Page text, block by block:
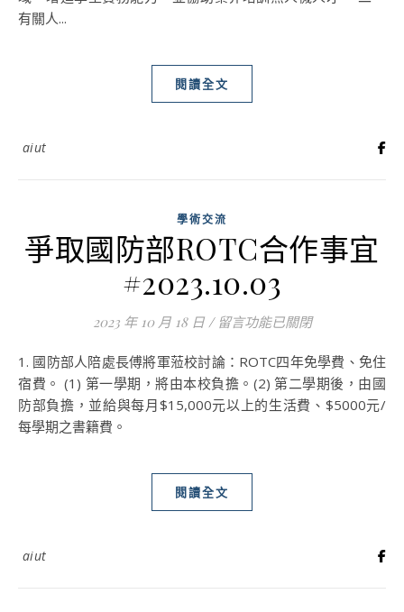
有關人...
閱讀全文
aiut
學術交流
爭取國防部ROTC合作事宜
#2023.10.03
2023 年 10 月 18 日 / 在〈爭取國防部ROTC合作事
留言功能已關閉
1. 國防部人陪處長傅將軍蒞校討論：ROTC四年免學費、免住
宿費。 (1) 第一學期，將由本校負擔。(2) 第二學期後，由國
防部負擔，並給與每月$15,000元以上的生活費、$5000元/
每學期之書籍費。
閱讀全文
aiut